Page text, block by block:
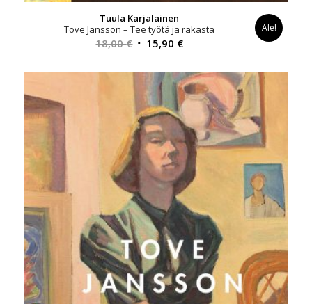
Tuula Karjalainen
Tove Jansson – Tee työtä ja rakasta
18,00€ Alkuperäinen
oli:
18,00 €.
15,90 €Nykyinen
on:
15,90 €.
Ale!